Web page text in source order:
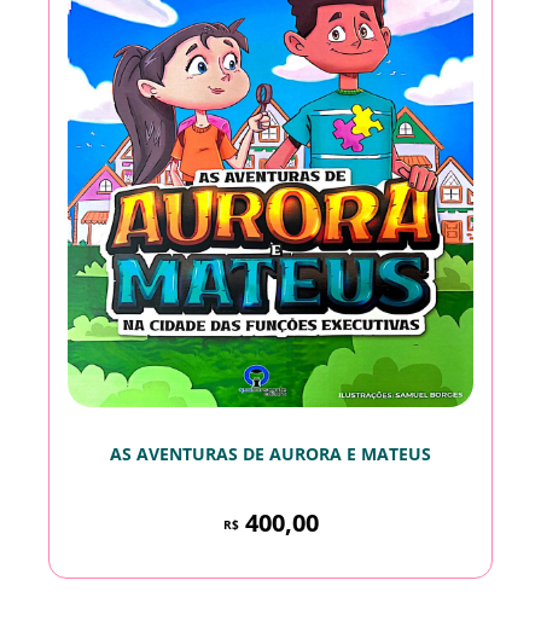
AS AVENTURAS DE AURORA E MATEUS
R$400,00